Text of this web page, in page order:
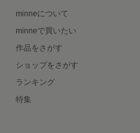
minneについて
minneで買いたい
作品をさがす
ショップをさがす
ランキング
特集